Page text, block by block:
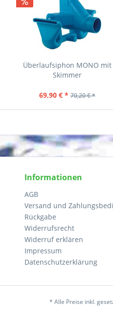
Überlaufsiphon MONO mit
Skimmer
69,90 € * 70,20 € *
Informationen
AGB
Versand und
Rückgabe
Widerrufsrecht
Widerruf erklären
Impressum
Datenschutzerklärung
* Alle Preise inkl.